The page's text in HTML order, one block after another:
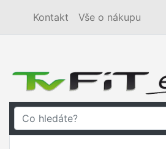
Kontakt Vše o nákupu